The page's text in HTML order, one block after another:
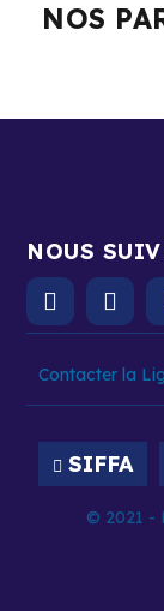
NOS
NOUS
Contacter la
SIFFA
© 2021 -